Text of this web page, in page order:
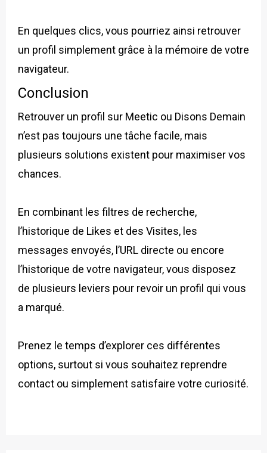
En quelques clics, vous pourriez ainsi retrouver
un profil simplement grâce à la mémoire de votre
navigateur.
Conclusion
Retrouver un profil sur Meetic ou Disons Demain
n’est pas toujours une tâche facile, mais
plusieurs solutions existent pour maximiser vos
chances.
En combinant les filtres de recherche,
l’historique de Likes et des Visites, les
messages envoyés, l’URL directe ou encore
l’historique de votre navigateur, vous disposez
de plusieurs leviers pour revoir un profil qui vous
a marqué.
Prenez le temps d’explorer ces différentes
options, surtout si vous souhaitez reprendre
contact ou simplement satisfaire votre curiosité.